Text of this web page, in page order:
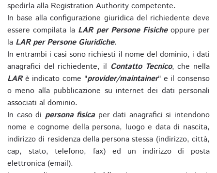
spedirla alla Registration Authority competente.
In base alla configurazione giuridica del richiedente deve
essere compilata la LAR per Persone Fisicheoppure per
la LAR per Persone Giuridiche.
In entrambi i casi sono richiesti il nome del dominio, i dati
anagrafici del richiedente, il Contatto Tecnico, che nella
LARè indicato come "provider/maintainer" e il consenso
o meno alla pubblicazione su internet dei dati personali
associati al dominio.
In caso di persona fisicaper dati anagrafici si intendono
nome e cognome della persona, luogo e data di nascita,
indirizzo di residenza della persona stessa (indirizzo, città,
cap, stato, telefono, fax) ed un indirizzo di posta
elettronica (email).